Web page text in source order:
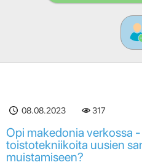
08.08.2023 317
Opi makedonia verkossa
toistotekniikoita uusien
muistamiseen?